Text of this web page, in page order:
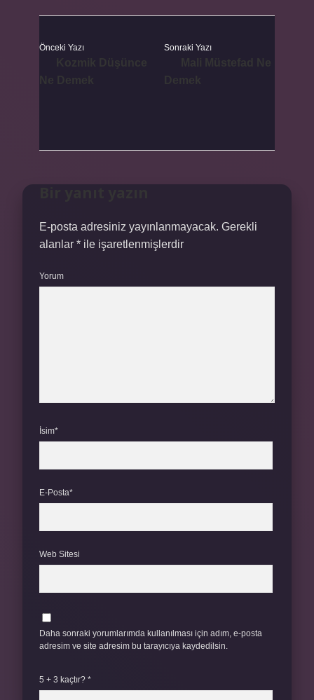
Önceki Yazı Sonraki Yazı
E-posta adresiniz yayınlanmayacak. Gerekli
alanlar * ile işaretlenmişlerdir
Yorum
İsim*
E-Posta*
Web Sitesi
Daha sonraki yorumlarımda kullanılması için adım, e-posta
adresim ve site adresim bu tarayıcıya kaydedilsin.
5 + 3 kaçtır? *